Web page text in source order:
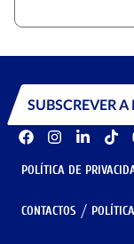
SUBSCREVER
POLÍTICA DE
CONTACTOS